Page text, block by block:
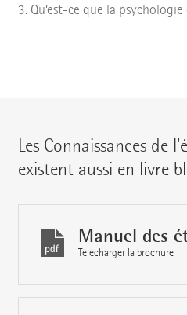
Qu’est-ce que la
Les Connaissances de
existent aussi en livre
Manuel des
Télécharger la brochure